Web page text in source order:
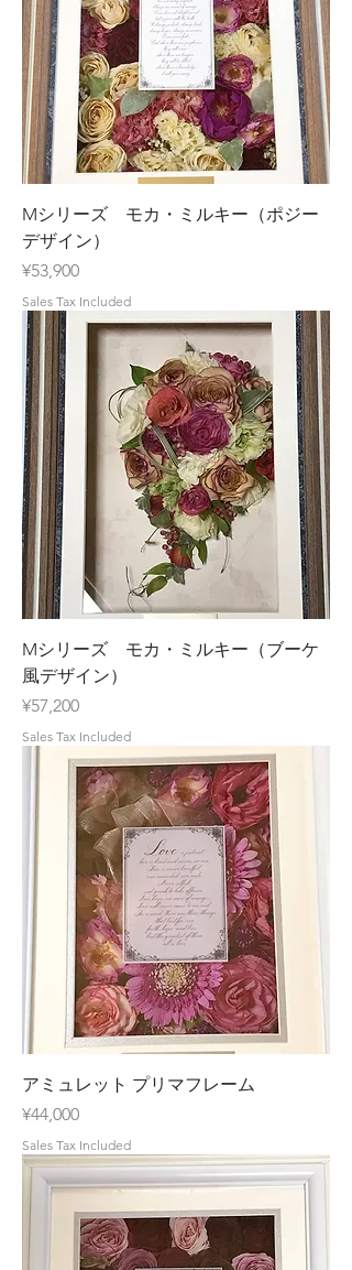
Mシリーズ モカ・ミルキー（ポジー
デザイン）
Price
¥53,900
Sales Tax Included
Mシリーズ モカ・ミルキー（ブーケ
風デザイン）
Price
¥57,200
Sales Tax Included
アミュレット プリマフレーム
Price
¥44,000
Sales Tax Included